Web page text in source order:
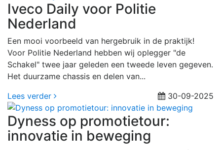
Iveco Daily voor Politie
Nederland
Een mooi voorbeeld van hergebruik in de praktijk!
Voor Politie Nederland hebben wij oplegger "de
Schakel" twee jaar geleden een tweede leven gegeven.
Het duurzame chassis en delen van...
Lees verder
30-09-2025
Dyness op promotietour:
innovatie in beweging